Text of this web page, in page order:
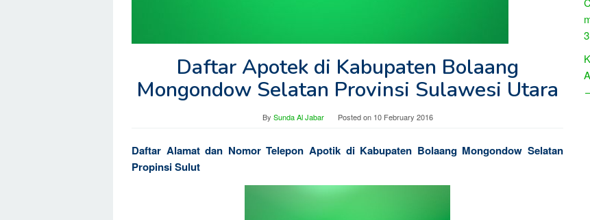
Daftar Apotek di Kabupaten Bolaang
Mongondow Selatan Provinsi Sulawesi Utara
By Sunda Al Jabar Posted on 10 February 2016
Daftar Alamat dan Nomor Telepon Apotik di Kabupaten Bolaang Mongondow Selatan
Propinsi Sulut